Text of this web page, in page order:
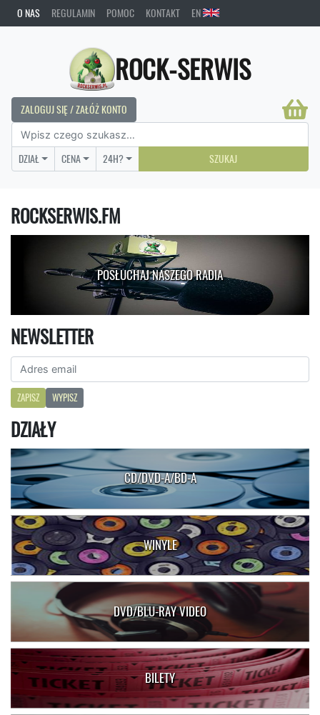
O NAS REGULAMIN POMOC KONTAKT EN
ROCK-SERWIS
ZALOGUJ SIĘ / ZAŁÓŻ KONTO
DZIAŁ CENA 24H? SZUKAJ
ROCKSERWIS.FM
POSŁUCHAJ NASZEGO RADIA
NEWSLETTER
ZAPISZ WYPISZ
DZIAŁY
CD/DVD-A/BD-A
WINYLE
DVD/BLU-RAY VIDEO
BILETY